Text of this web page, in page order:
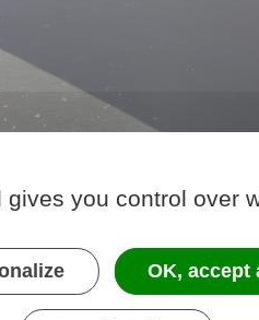
you control over
OK, accept